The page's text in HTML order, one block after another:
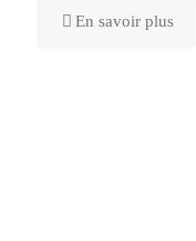
En savoir plus